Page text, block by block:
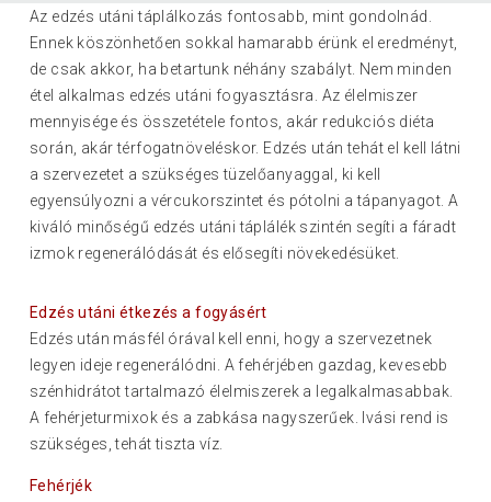
Az edzés utáni táplálkozás fontosabb, mint gondolnád.
Ennek köszönhetően sokkal hamarabb érünk el eredményt,
de csak akkor, ha betartunk néhány szabályt. Nem minden
étel alkalmas edzés utáni fogyasztásra. Az élelmiszer
mennyisége és összetétele fontos, akár redukciós diéta
során, akár térfogatnöveléskor. Edzés után tehát el kell látni
a szervezetet a szükséges tüzelőanyaggal, ki kell
egyensúlyozni a vércukorszintet és pótolni a tápanyagot. A
kiváló minőségű edzés utáni táplálék szintén segíti a fáradt
izmok regenerálódását és elősegíti növekedésüket.
Edzés utáni étkezés a fogyásért
Edzés után másfél órával kell enni, hogy a szervezetnek
legyen ideje regenerálódni. A fehérjében gazdag, kevesebb
szénhidrátot tartalmazó élelmiszerek a legalkalmasabbak.
A fehérjeturmixok és a zabkása nagyszerűek. Ivási rend is
szükséges, tehát tiszta víz.
Fehérjék